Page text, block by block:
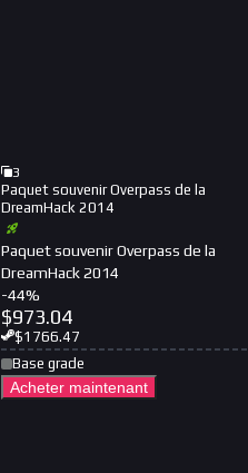
3
Paquet souvenir Overpass de la
DreamHack 2014
Paquet souvenir Overpass de la
DreamHack 2014
-44%
$973.04
$1766.47
Base grade
Acheter maintenant